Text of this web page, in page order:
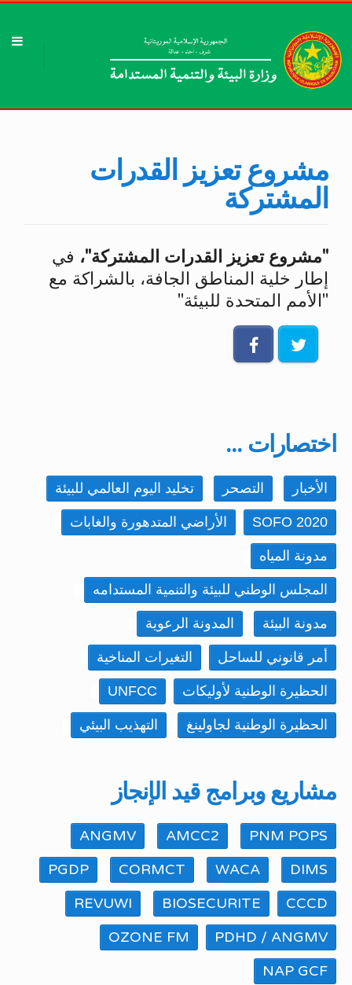
مشروع تعزيز القدرات
المشتركة
"مشروع تعزيز القدرات المشتركة"، في
إطار خلية المناطق الجافة، بالشراكة مع
"الأمم المتحدة للبيئة"
اختصارات ...
الأخبار التصحر تخليد اليوم العالمي للبيئة
SOFO 2020 الأراضي المتدهورة والغابات
مدونة المياه
المجلس الوطني للبيئة والتنمية المستدامه
مدونة البيئة المدونة الرعوية
أمر قانوني للساحل التغيرات المناخية
الحظيرة الوطنية لأوليكات UNFCC
الحظيرة الوطنية لجاولينغ التهذيب البيئي
مشاريع وبرامج قيد الإنجاز
PNM POPS
AMCC2
ANGMV
DIMS
WACA
CORMCT
PGDP
CCCD
BIOSECURITE
REVUWI
PDHD / ANGMV
OZONE FM
NAP GCF